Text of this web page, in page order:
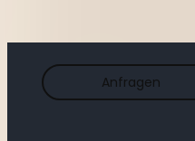
Anfragen